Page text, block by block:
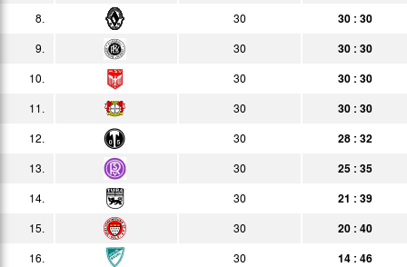
Bericht
8.
30
30 : 30
9.
30
30 : 30
10.
30
30 : 30
11.
30
30 : 30
12.
30
28 : 32
13.
30
25 : 35
14.
30
21 : 39
15.
30
20 : 40
16.
30 14 : 46